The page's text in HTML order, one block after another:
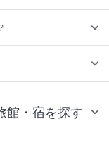
館・宿を探す